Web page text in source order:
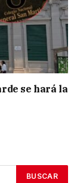
se hará la